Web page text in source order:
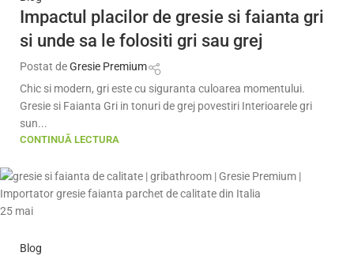
Impactul placilor de gresie si faianta gri
si unde sa le folositi gri sau grej
Postat deGresie Premium
Chic si modern, gri este cu siguranta culoarea momentului.
Gresie si Faianta Gri in tonuri de grej povestiri Interioarele gri
sun...
CONTINUĂ LECTURA
25 mai
Blog